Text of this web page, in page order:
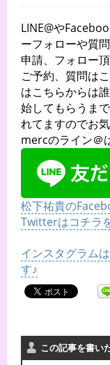
LINE@や
ーフォローや質
申請、フォロー
ご予約、質問は
はこちらからは
始してもらうま
れてますのでお
mercのライン＠
松下祐貴の
Twitterはコチラ
インスタグラム
す♪
この記事を書い